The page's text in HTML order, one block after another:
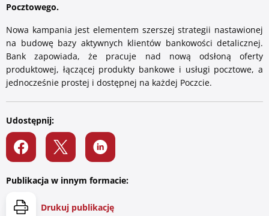
Pocztowego.
Nowa kampania jest elementem szerszej strategii nastawionej
na budowę bazy aktywnych klientów bankowości detalicznej.
Bank zapowiada, że pracuje nad nową odsłoną oferty
produktowej, łączącej produkty bankowe i usługi pocztowe, a
jednocześnie prostej i dostępnej na każdej Poczcie.
Udostępnij:
Publikacja w innym formacie:
Drukuj publikację